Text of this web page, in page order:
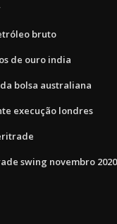
bruto
de ouro india
bolsa australiana
execução londres
swing novembro 2020